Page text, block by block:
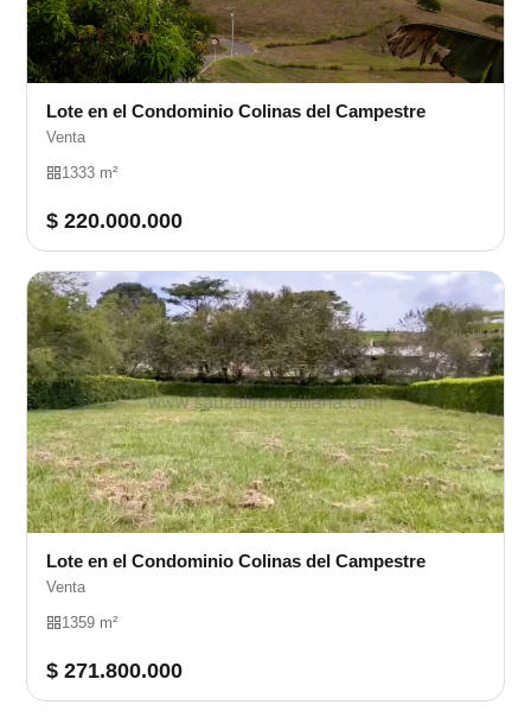
Lote en el Condominio Colinas del Campestre
Venta
1333 m²
$ 220.000.000
Lote en el Condominio Colinas del Campestre
Venta
1359 m²
$ 271.800.000